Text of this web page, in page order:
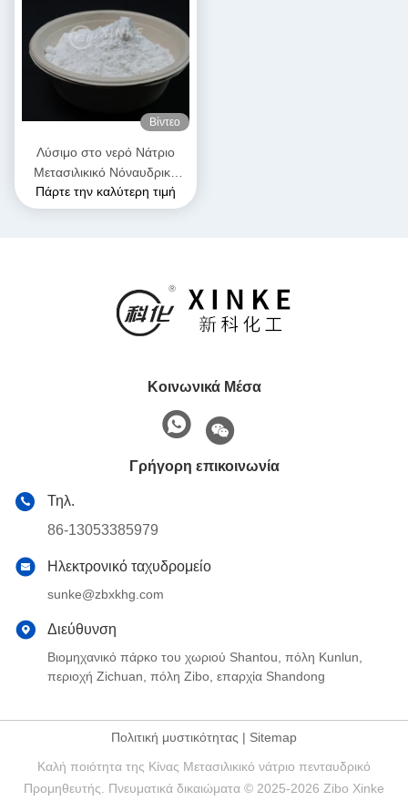
Βίντεο
Λύσιμο στο νερό Νάτριο
Μετασιλικικό Νόναυδρικό
Λευκό και ελεύθερα ρέων
κόκκους σκόνη Κρυστάλλινο
Πάρτε την καλύτερη τιμή
Κοινωνικά Μέσα
Γρήγορη επικοινωνία
Τηλ.
86-13053385979
Ηλεκτρονικό ταχυδρομείο
sunke@zbxkhg.com
Διεύθυνση
Βιομηχανικό πάρκο του χωριού Shantou, πόλη Kunlun,
περιοχή Zichuan, πόλη Zibo, επαρχία Shandong
Πολιτική μυστικότητας | Sitemap
Καλή ποιότητα της Κίνας Μετασιλικικό νάτριο πενταυδρικό
Προμηθευτής. Πνευματικά δικαιώματα © 2025-2026 Zibo Xinke